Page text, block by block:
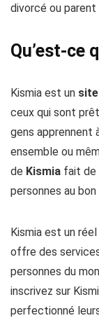
divorcé ou
Qu’est-ce
Kismia est un
ceux qui sont
gens apprennent
ensemble ou
de Kismia fait de
personnes au
Kismia est un
offre des
personnes du
inscrivez sur
perfectionné